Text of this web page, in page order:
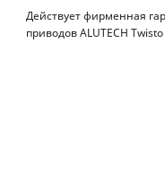
Действует фирменная
приводов ALUTECH Twisto